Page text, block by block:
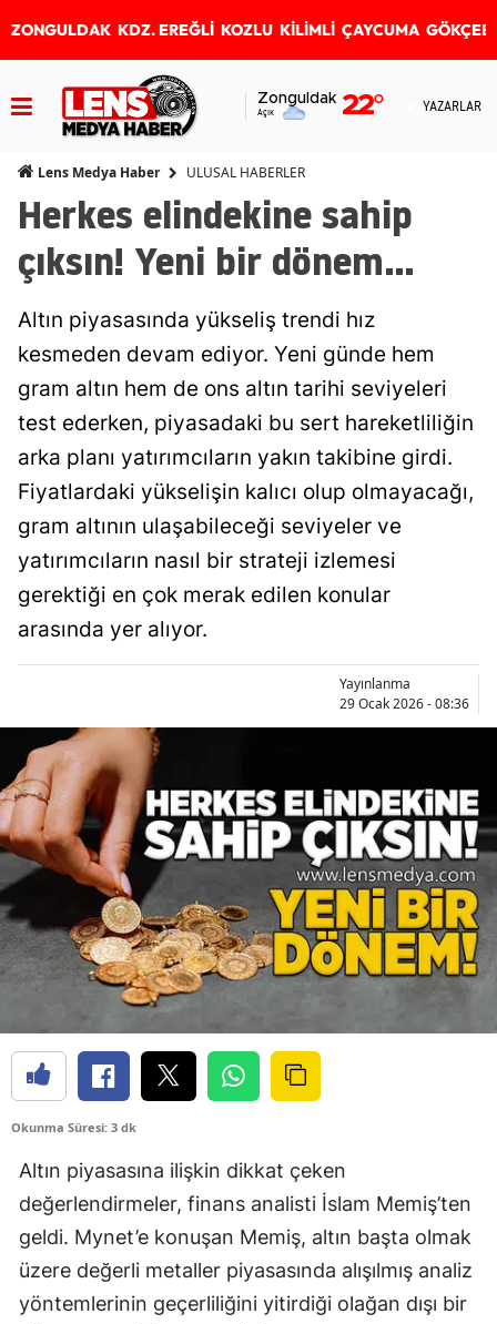
ZONGULDAK KDZ. EREĞLİ KOZLU KİLİMLİ ÇAYCUMA
Zonguldak
Açık 22° YAZARLAR
Lens Medya Haber ULUSAL HABERLER
Herkes elindekine sahip
çıksın! Yeni bir dönem...
Altın piyasasında yükseliş trendi hız
kesmeden devam ediyor. Yeni günde hem
gram altın hem de ons altın tarihi seviyeleri
test ederken, piyasadaki bu sert hareketliliğin
arka planı yatırımcıların yakın takibine girdi.
Fiyatlardaki yükselişin kalıcı olup olmayacağı,
gram altının ulaşabileceği seviyeler ve
yatırımcıların nasıl bir strateji izlemesi
gerektiği en çok merak edilen konular
arasında yer alıyor.
Yayınlanma
29 Ocak 2026 - 08:36
Okunma Süresi: 3 dk
Altın piyasasına ilişkin dikkat çeken
değerlendirmeler, finans analisti İslam Memiş’ten
geldi. Mynet’e konuşan Memiş, altın başta olmak
üzere değerli metaller piyasasında alışılmış analiz
yöntemlerinin geçerliliğini yitirdiği olağan dışı bir